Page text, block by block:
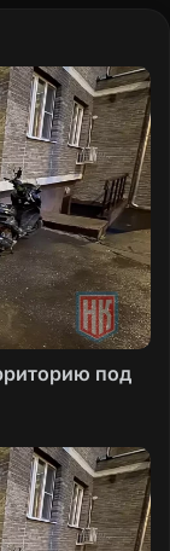
под